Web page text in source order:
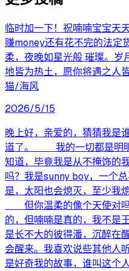
临时加一下！祝喃喃宝宝天
赚money还有花不完的法定
柔，夜晚如星光般 璀璨。岁
地皆为热土，愿你将遇之
猫/海风
2026/5/15
晚上好，亲爱的，猜猜我是
道了。 我的一切都是明明
知道，毕竟我是从不掩饰
吗？我是sunny boy，一个
是，太阳也会熄灭，至少我
但你温柔的像个天使对
的，但喃喃是真的，我不是
是长不大的彼得潘，沉醉在
会醒来。我喜欢说些其他
是好奇我的故事，谁叫这个